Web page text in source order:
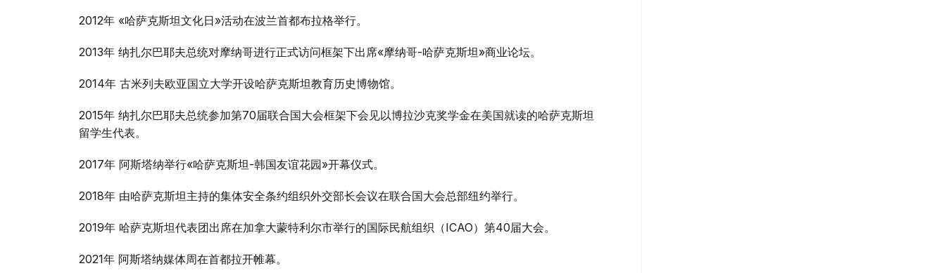
2012年 «哈萨克斯坦文化日»活动在波兰首都布拉格举行。
2013年 纳扎尔巴耶夫总统对摩纳哥进行正式访问框架下出席«摩纳哥-哈萨克斯坦»商业论坛。
2014年 古米列夫欧亚国立大学开设哈萨克斯坦教育历史博物馆。
2015年 纳扎尔巴耶夫总统参加第70届联合国大会框架下会见以博拉沙克奖学金在美国就读的哈萨克斯坦
留学生代表。
2017年 阿斯塔纳举行«哈萨克斯坦-韩国友谊花园»开幕仪式。
2018年 由哈萨克斯坦主持的集体安全条约组织外交部长会议在联合国大会总部纽约举行。
2019年 哈萨克斯坦代表团出席在加拿大蒙特利尔市举行的国际民航组织（ICAO）第40届大会。
2021年 阿斯塔纳媒体周在首都拉开帷幕。